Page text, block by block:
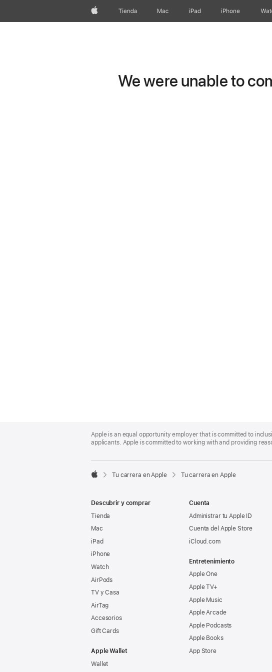
AppleTienda Mac iPad iPhone
We were unable to
Footer
Apple is an equal opportunity employer that is committed to
applicants. Apple is committed to working with and providing

Tu carrera en Apple Tu carrera en Apple
Descubrir y comprar
Tienda
Mac
iPad
iPhone
Watch
AirPods
TV y Casa
AirTag
Accesorios
Gift Cards
Apple Wallet
Wallet
Cuenta
Administrar tu Apple ID
Cuenta del Apple Store
iCloud.com
Entretenimiento
Apple One
Apple TV+
Apple Music
Apple Arcade
Apple Podcasts
Apple Books
App Store